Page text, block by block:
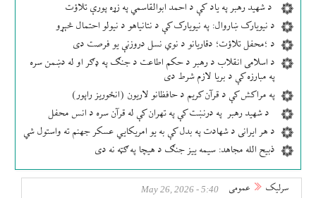
د شهید رهبر په یاد کې د احمد ابوالقاسمي په زړه پورې تلاؤت
د نیویارک ښاروال: په نیویارک کې د نتانیاهو د نیولو احتمال څېړو
د ؛محفل تلاؤت؛ دقاریانو د نوي نسل دروزنې یو فرصت دی
د اسلامی انقلاب د رهبر د حکم اطاعت د جنګ په ډګر او له دښمن سره
په مبارزه کې د بریا لازم شرط دی
په مراکش کې د قرآن کریم د حافظانو لاریون (انځوریز راپور)
د شهید رهبر په درنښت کې په تهران کې له قرآن سره د انس محفل
د هر ایرانی د شهادت په بدل کې به یو امریکایي عسکر جهنم ته واستول شي
ذبیح الله مجاهد: سیمه ییز جنګ د هیچا په ګټه نه دی
سرلیک عمومی 5:40 - May 26, 2026